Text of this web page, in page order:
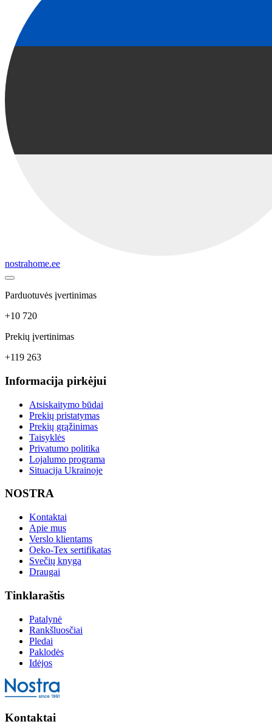
nostrahome.ee
Parduotuvės įvertinimas
+10 720
Prekių įvertinimas
+119 263
Informacija pirkėjui
Atsiskaitymo būdai
Prekių pristatymas
Prekių grąžinimas
Taisyklės
Privatumo politika
Lojalumo programa
Situacija Ukrainoje
NOSTRA
Kontaktai
Apie mus
Verslo klientams
Oeko-Tex sertifikatas
Svečių knyga
Draugai
Tinklaraštis
Patalynė
Rankšluosčiai
Pledai
Paklodės
Idėjos
Kontaktai